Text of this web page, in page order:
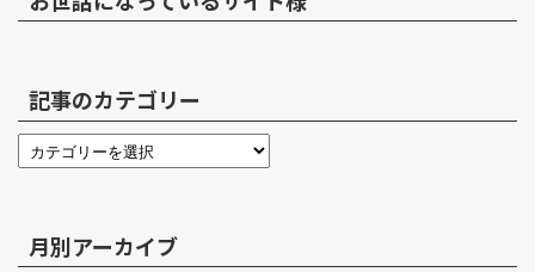
記事のカテゴリー
月別アーカイブ